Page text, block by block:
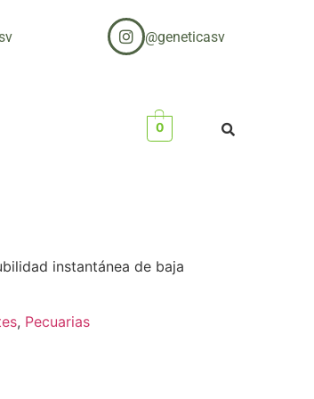
@geneticasv
0
instantánea de baja
, Pecuarias